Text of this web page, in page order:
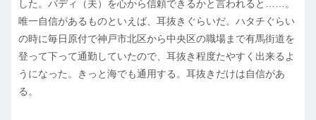
した。バディ（夫）を心から信頼できるかと言われると……。
唯一自信があるものといえば、耳抜きぐらいだ。ハタチぐらい
の時に毎日原付で神戸市北区から中央区の職場まで有馬街道を
登って下って通勤していたので、耳抜き程度たやすく出来るよ
うになった。きっと海でも通用する。耳抜きだけは自信があ
る。